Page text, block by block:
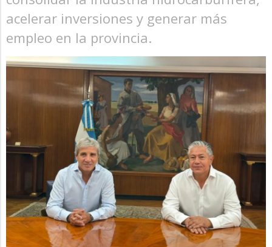
acelerar inversiones y generar más
empleo en la provincia.